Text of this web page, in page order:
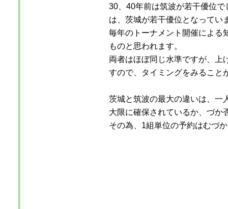
30、40年前は筑波が若干優位
は、茨城が若干優位となってい
毎年のトーナメント開催による
ものと思われます。
両者はほぼ同じ水準ですが、上
すので、タイミングをみること
茨城と筑波の最大の違いは、一
大限に確保されているか、づか
その為、1組単位の予約はむづ